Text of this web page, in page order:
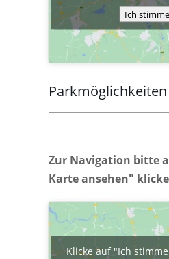
Ich
Parkmöglichkeiten
Zur Navigation bitte
Karte ansehen"
Klicke auf "Ich